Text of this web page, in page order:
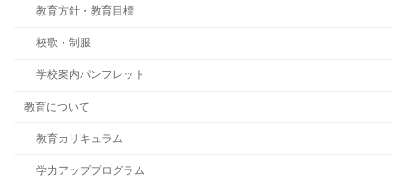
教育方針・教育目標
校歌・制服
学校案内パンフレット
教育について
教育カリキュラム
学力アッププログラム